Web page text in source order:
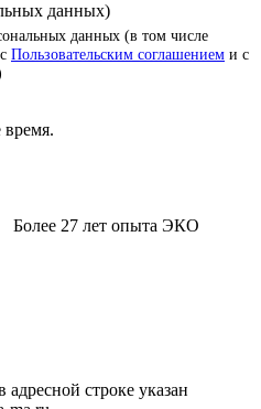
данных)
данных (в том числе
Пользовательским соглашением и с
Более 27 лет опыта ЭКО
строке указан